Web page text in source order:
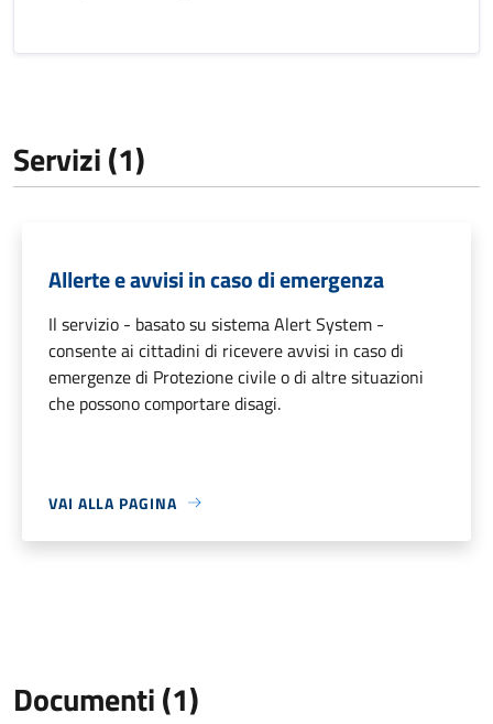
Servizi (1)
Allerte e avvisi in caso di emergenza
Il servizio - basato su sistema Alert System -
consente ai cittadini di ricevere avvisi in caso di
emergenze di Protezione civile o di altre situazioni
che possono comportare disagi.
VAI ALLA PAGINA
Documenti (1)